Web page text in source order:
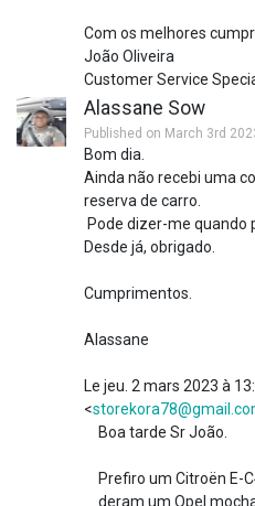
Com os melhores
João Oliveira
Customer Service
Alassane Sow
Published on March 3rd
Bom dia.
Ainda não recebi uma
reserva de carro.
Pode dizer-me quando
Desde já, obrigado.
Cumprimentos.
Alassane
Le jeu. 2 mars 2023 à
<
Boa tarde Sr João.
Prefiro um Citroën E-
deram um Opel